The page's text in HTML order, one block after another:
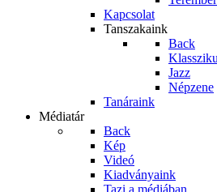
Kapcsolat
Tanszakaink
Back
Jazz
Népzene
Tanáraink
Médiatár
Back
Kép
Videó
Kiadványaink
Tazi a médiában